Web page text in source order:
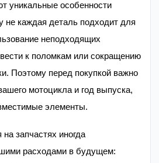
уникальные особенности
не каждая деталь подходит для
неподходящих
к поломкам или сокращению
Поэтому перед покупкой важно
мотоцикла и год выпуска,
элементы.
запчастях иногда
расходами в будущем: